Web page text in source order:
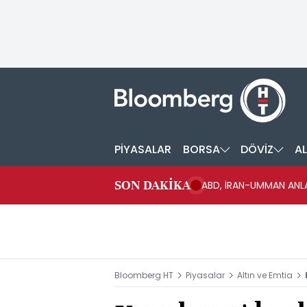
PİYASALAR BORSA DÖVİZ
SON DAKİKA ABD, İRAN-UMMAN
Bloomberg HT Piyasalar Altın ve Emtia